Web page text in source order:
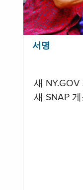
서명
새 NY.GOV
새 SNAP